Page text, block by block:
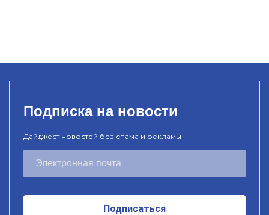
Подписка на новости
Дайджест новостей без спама и рекламы
Подписаться